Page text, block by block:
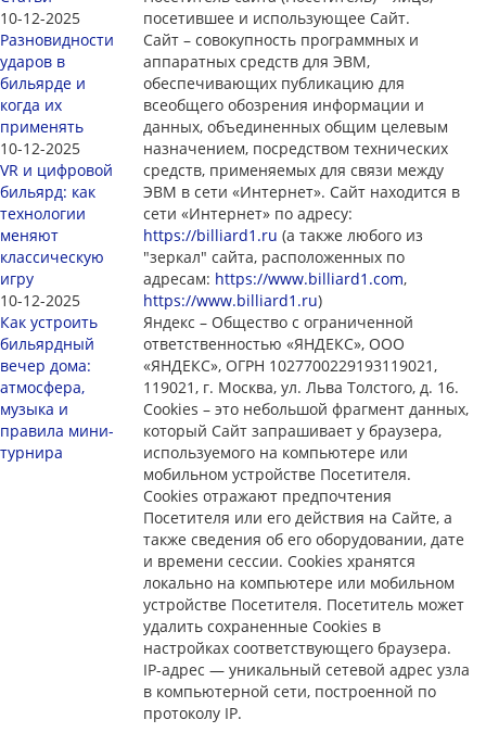
посетившее и использующее Сайт.
Сайт – совокупность программных и
аппаратных средств для ЭВМ,
обеспечивающих публикацию для
всеобщего обозрения информации и
данных, объединенных общим целевым
назначением, посредством технических
средств, применяемых для связи между
ЭВМ в сети «Интернет». Сайт находится в
сети «Интернет» по адресу:
https://billiard1.ru (а также любого из
"зеркал" сайта, расположенных по
адресам: https://www.billiard1.com,
https://www.billiard1.ru)
Яндекс – Общество с ограниченной
ответственностью «ЯНДЕКС», ООО
«ЯНДЕКС», ОГРН 1027700229193119021,
119021, г. Москва, ул. Льва Толстого, д. 16.
Cookies – это небольшой фрагмент данных,
который Сайт запрашивает у браузера,
используемого на компьютере или
мобильном устройстве Посетителя.
Cookies отражают предпочтения
Посетителя или его действия на Сайте, а
также сведения об его оборудовании, дате
и времени сессии. Сookies хранятся
локально на компьютере или мобильном
устройстве Посетителя. Посетитель может
удалить сохраненные Сookies в
настройках соответствующего браузера.
IP-адрес — уникальный сетевой адрес узла
в компьютерной сети, построенной по
протоколу IP.
10-12-2025
Разновидности
ударов в
бильярде и
когда их
применять
10-12-2025
VR и цифровой
бильярд: как
технологии
меняют
классическую
игру
10-12-2025
Как устроить
бильярдный
вечер дома:
атмосфера,
музыка и
правила мини-
турнира